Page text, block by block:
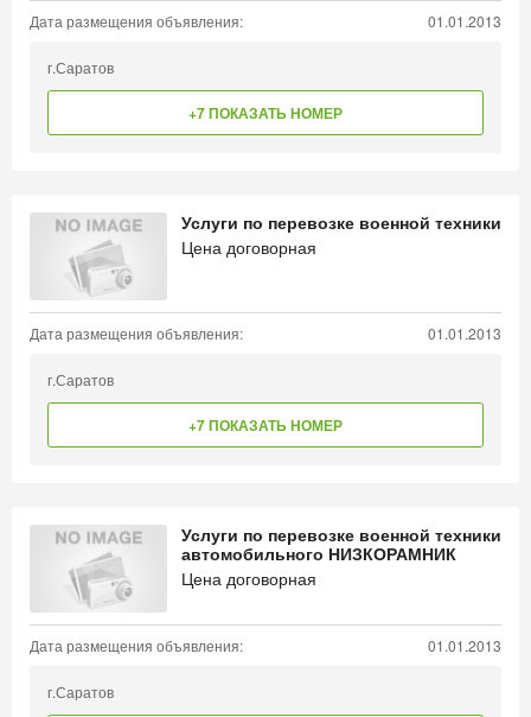
Дата размещения объявления: 01.01.2013
г.Саратов
+7 ПОКАЗАТЬ НОМЕР
Услуги по перевозке военной техники
Цена договорная
Дата размещения объявления: 01.01.2013
г.Саратов
+7 ПОКАЗАТЬ НОМЕР
Услуги по перевозке военной техники
автомобильного НИЗКОРАМНИК
Цена договорная
Дата размещения объявления: 01.01.2013
г.Саратов